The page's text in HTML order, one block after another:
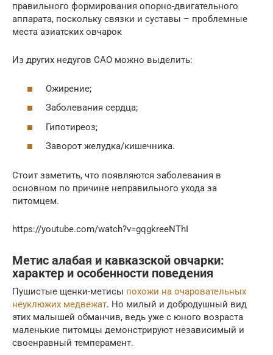
правильного формирования опорно-двигательного
аппарата, поскольку связки и суставы – проблемные
места азиатских овчарок
Из других недугов САО можно выделить:
Ожирение;
Заболевания сердца;
Гипотиреоз;
Заворот желудка/кишечника.
Стоит заметить, что появляются заболевания в
основном по причине неправильного ухода за
питомцем.
https://youtube.com/watch?v=gqgkreeNThI
Метис алабая и кавказской овчарки:
характер и особенности поведения
Пушистые щенки-метисы похожи на очаровательных
неуклюжих медвежат. Но милый и добродушный вид
этих малышей обманчив, ведь уже с юного возраста
маленькие питомцы демонстрируют независимый и
своенравный темперамент.